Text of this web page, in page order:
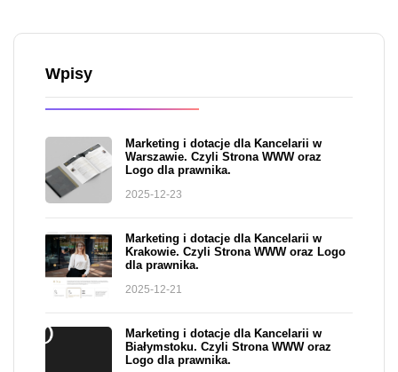
Wpisy
Marketing i dotacje dla Kancelarii w
Warszawie. Czyli Strona WWW oraz
Logo dla prawnika.
2025-12-23
Marketing i dotacje dla Kancelarii w
Krakowie. Czyli Strona WWW oraz Logo
dla prawnika.
2025-12-21
Marketing i dotacje dla Kancelarii w
Białymstoku. Czyli Strona WWW oraz
Logo dla prawnika.